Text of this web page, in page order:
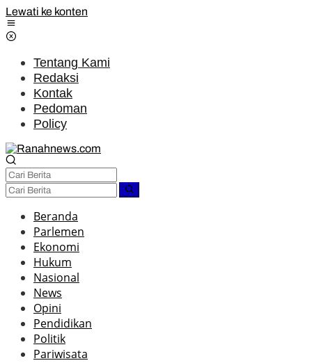
Lewati ke konten
Tentang Kami
Redaksi
Kontak
Pedoman
Policy
Beranda
Parlemen
Ekonomi
Hukum
Nasional
News
Opini
Pendidikan
Politik
Pariwisata